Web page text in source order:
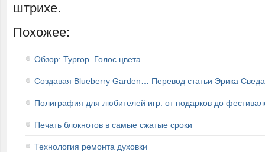
штрихе.
Похожее:
Обзор: Тургор. Голос цвета
Создавая Blueberry Garden… Перевод статьи Эрика
Полиграфия для любителей игр: от подарков до
Печать блокнотов в самые сжатые сроки
Технология ремонта духовки